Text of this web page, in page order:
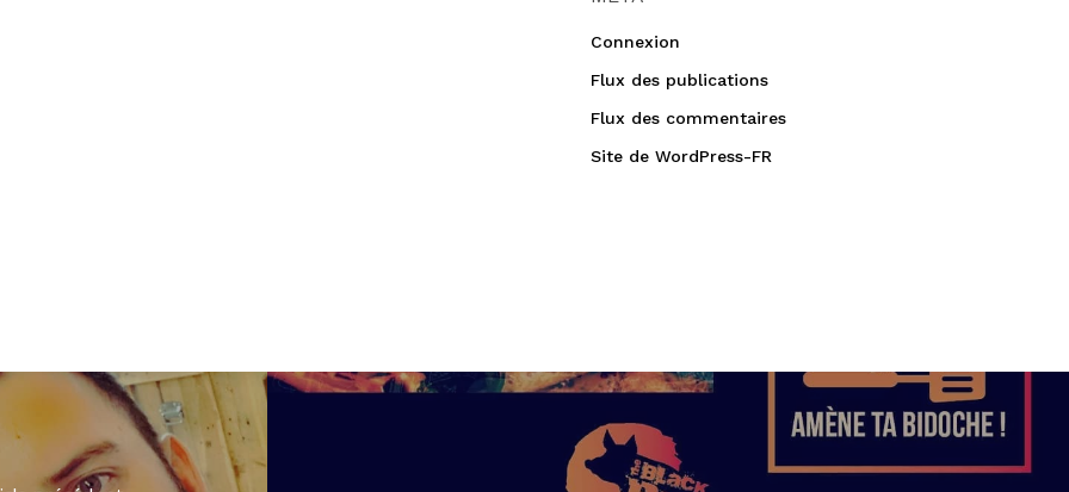
Connexion
Flux des publications
Flux des commentaires
Site de WordPress-FR